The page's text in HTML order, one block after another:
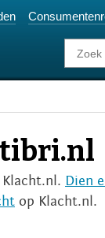
Dien
op Klacht.nl.